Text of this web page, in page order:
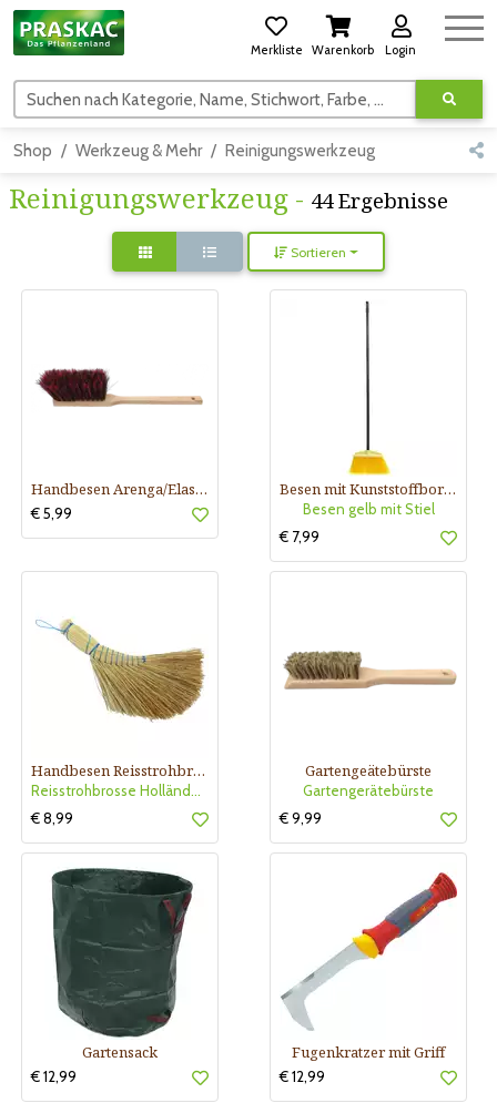
Merkliste Warenkorb Login
Suchen nach Kategorie, Name, Stichwort, Farbe, usw.
Shop Werkzeug & Mehr Reinigungswerkzeug
Reinigungswerkzeug - 44 Ergebnisse
Sortieren
Handbesen Arenga/Elastan incl.Stiel
€ 5,99
Besen mit Kunststoffborsten
Besen gelb mit Stiel
€ 7,99
Handbesen Reisstrohbrosse
Reisstrohbrosse Holländerform
€ 8,99
Gartengeätebürste
Gartengerätebürste
€ 9,99
Gartensack
€ 12,99
Fugenkratzer mit Griff
€ 12,99